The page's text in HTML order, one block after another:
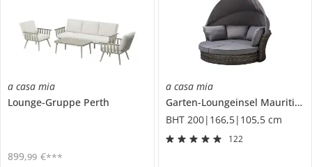
a casa mia
Lounge-Gruppe Perth
899,99 €***
a casa mia
Garten-Loungeinsel Mauritius
BHT 200|166,5|105,5 cm
122